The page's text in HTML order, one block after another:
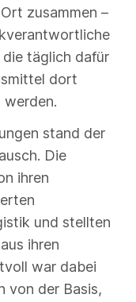
zusammen –
täglich dafür
dort
werden.
stand der
Die
ihren
und stellten
ihren
war dabei
von der Basis,